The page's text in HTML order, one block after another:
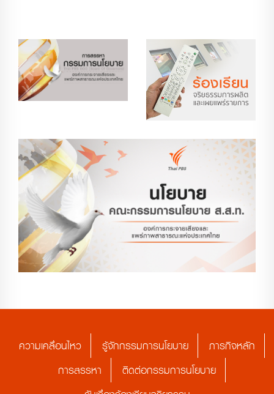
ความเคลื่อนไหว รู้จักกรรมการนโยบาย
ภารกิจหลัก
การสรรหา
ติดต่อกรรมการนโยบาย